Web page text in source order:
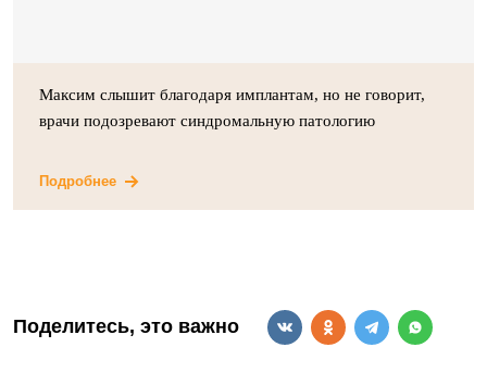
Максим слышит благодаря имплантам, но не говорит,
врачи подозревают синдромальную патологию
Подробнее
Поделитесь, это важно